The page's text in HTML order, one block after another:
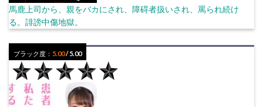
馬鹿上司から、親をバカにされ、障碍者扱いされ、罵られ続け
る。誹謗中傷地獄。
ブラック度： 5.00/ 5.00